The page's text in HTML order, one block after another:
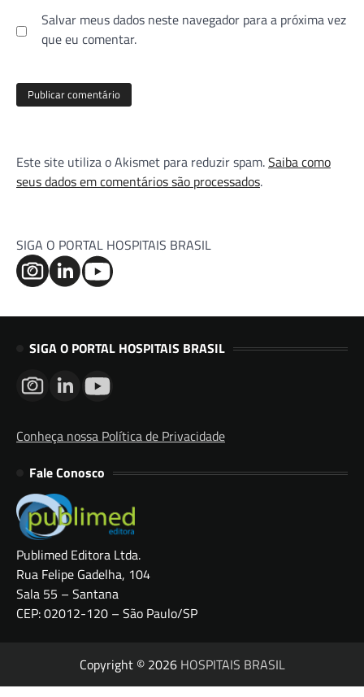
Salvar meus dados neste navegador para a próxima vez
que eu comentar.
Este site utiliza o Akismet para reduzir spam.Saiba como
seus dados em comentários são processados.
SIGA O PORTAL HOSPITAIS BRASIL
SIGA O PORTAL HOSPITAIS BRASIL
Conheça nossa Política de Privacidade
Fale Conosco
Publimed Editora Ltda.
Rua Felipe Gadelha, 104
Sala 55 – Santana
CEP: 02012-120 – São Paulo/SP
Copyright © 2026 HOSPITAIS BRASIL